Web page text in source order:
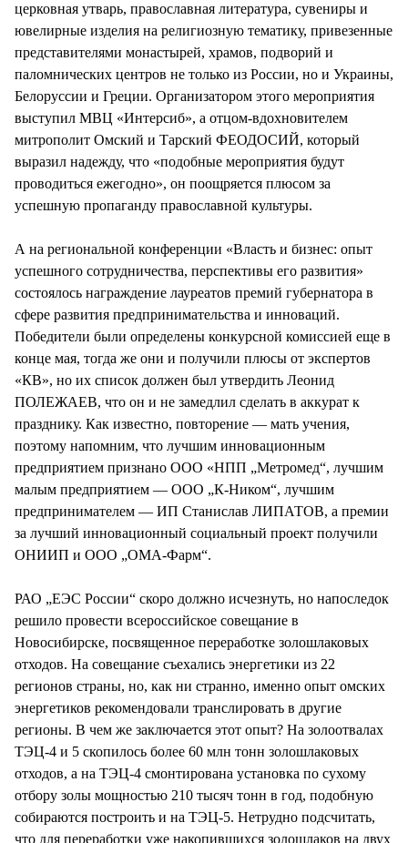
церковная утварь, православная литература, сувениры и
ювелирные изделия на религиозную тематику, привезенные
представителями монастырей, храмов, подворий и
паломнических центров не только из России, но и Украины,
Белоруссии и Греции. Организатором этого мероприятия
выступил МВЦ «Интерсиб», а отцом-вдохновителем
митрополит Омский и Тарский ФЕОДОСИЙ, который
выразил надежду, что «подобные мероприятия будут
проводиться ежегодно», он поощряется плюсом за
успешную пропаганду православной культуры.
А на региональной конференции «Власть и бизнес: опыт
успешного сотрудничества, перспективы его развития»
состоялось награждение лауреатов премий губернатора в
сфере развития предпринимательства и инноваций.
Победители были определены конкурсной комиссией еще в
конце мая, тогда же они и получили плюсы от экспертов
«КВ», но их список должен был утвердить Леонид
ПОЛЕЖАЕВ, что он и не замедлил сделать в аккурат к
празднику. Как известно, повторение — мать учения,
поэтому напомним, что лучшим инновационным
предприятием признано ООО «НПП „Метромед“, лучшим
малым предприятием — ООО „К-Ником“, лучшим
предпринимателем — ИП Станислав ЛИПАТОВ, а премии
за лучший инновационный социальный проект получили
ОНИИП и ООО „ОМА-Фарм“.
РАО „ЕЭС России“ скоро должно исчезнуть, но напоследок
решило провести всероссийское совещание в
Новосибирске, посвященное переработке золошлаковых
отходов. На совещание съехались энергетики из 22
регионов страны, но, как ни странно, именно опыт омских
энергетиков рекомендовали транслировать в другие
регионы. В чем же заключается этот опыт? На золоотвалах
ТЭЦ-4 и 5 скопилось более 60 млн тонн золошлаковых
отходов, а на ТЭЦ-4 смонтирована установка по сухому
отбору золы мощностью 210 тысяч тонн в год, подобную
собираются построить и на ТЭЦ-5. Нетрудно подсчитать,
что для переработки уже накопившихся золошлаков на двух